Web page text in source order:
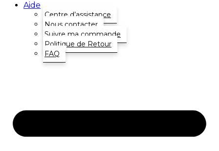
Aide
Centre d’assistance
Nous contacter
Suivre ma commande
Politique de Retour
FAQ